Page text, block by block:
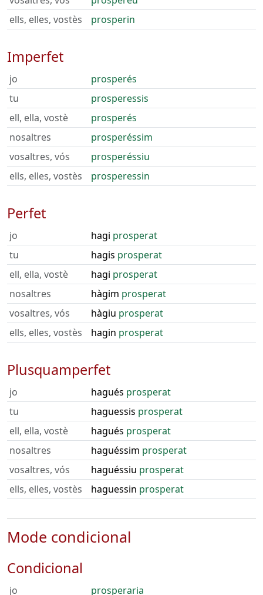
ells, elles, vostès
prosperin
Imperfet
jo
prosperés
tu
prosperessis
ell, ella, vostè
prosperés
nosaltres
prosperéssim
vosaltres, vós
prosperéssiu
ells, elles, vostès
prosperessin
Perfet
jo hagi prosperat
tu
hagis prosperat
ell, ella, vostè
hagi prosperat
nosaltres
hàgim prosperat
vosaltres, vós
hàgiu prosperat
ells, elles, vostès
hagin prosperat
Plusquamperfet
jo hagués prosperat
tu
haguessis prosperat
ell, ella, vostè
hagués prosperat
nosaltres
haguéssim prosperat
vosaltres, vós
haguéssiu prosperat
ells, elles, vostès
haguessin prosperat
Mode condicional
Condicional
jo prosperaria